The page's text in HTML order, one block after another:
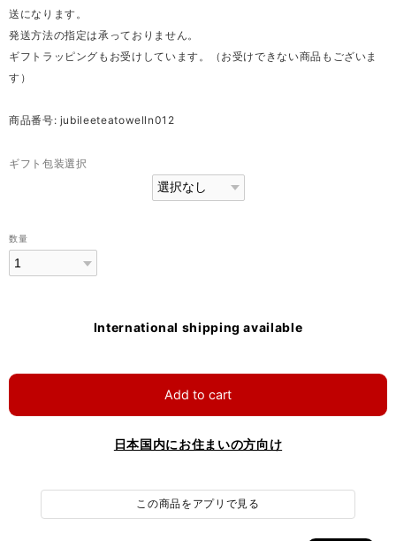
送になります。
発送方法の指定は承っておりません。
ギフトラッピングもお受けしています。（お受けできない商品もございま
す）
商品番号: jubileeteatowelln012
ギフト包装選択
数量
International shipping available
Add to cart
日本国内にお住まいの方向け
この商品をアプリで見る